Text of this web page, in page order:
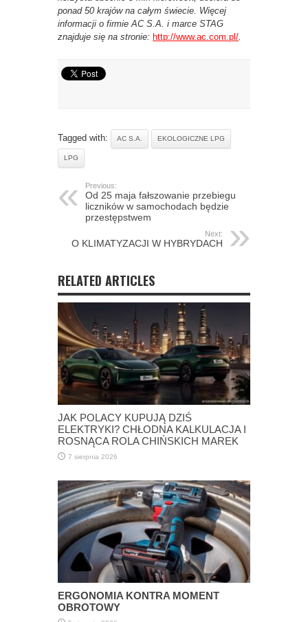
ponad 50 krajów na całym świecie. Więcej
informacji o firmie AC S.A. i marce STAG
znajduje się na stronie: http://www.ac.com.pl/
Tagged with: AC S.A. EKOLOGICZNE LPG
LPG
Previous:
Od 25 maja fałszowanie przebiegu
liczników w samochodach będzie
przestępstwem
Next:
O KLIMATYZACJI W HYBRYDACH
RELATED ARTICLES
JAK POLACY KUPUJĄ DZIŚ
ELEKTRYKI? CHŁODNA KALKULACJA I
ROSNĄCA ROLA CHIŃSKICH MAREK
7 sierpnia 2026
ERGONOMIA KONTRA MOMENT
OBROTOWY